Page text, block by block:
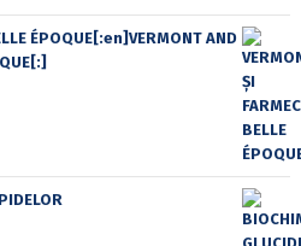
ÉPOQUE[:en]VERMONT AND